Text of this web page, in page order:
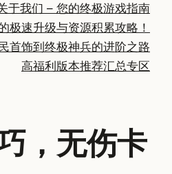
于我们 – 您的终极游戏指南
极速升级与资源积累攻略！
首饰到终极神兵的进阶之路
高福利版本推荐汇总专区
，无伤卡